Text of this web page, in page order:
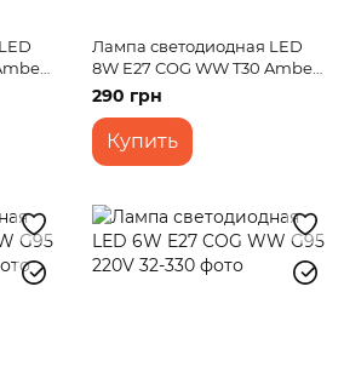
Лампа светодиодная LED
8W E27 COG WW T30 Amber
220V
290 грн
Купить